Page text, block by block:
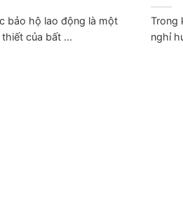
bảo hộ lao động là một
của bất ...
Trong
nghỉ